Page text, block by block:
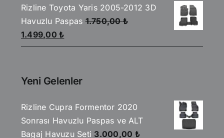
930,00 ₺.fiyat:
850,00 ₺.
Rizline Toyota Yaris 2005-2012 3D
Havuzlu Paspas 1.750,00₺
Orijinal
fiyat:
1.499,00 ₺Şu
andaki
Yeni Gelenler
Rizline Cupra Formentor 2020
Sonrası Havuzlu Paspas ve ALT
Bagaj Havuzu Seti 3.000,00 ₺